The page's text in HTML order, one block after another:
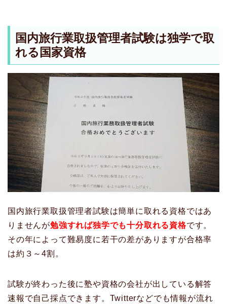
国内旅行業取扱管理者試験は独学で取
れる国家資格
国内旅行業取扱管理者試験は簡単に取れる資格ではあ
りませんが勉強すれば独学でも十分取れる資格です。
その年によって難易度に若干の差がありますが合格率
は約３～4割。
試験が終わった後に塾や資格の会社が出している解答
速報で自己採点できます。Twitterなどでも情報が流れ